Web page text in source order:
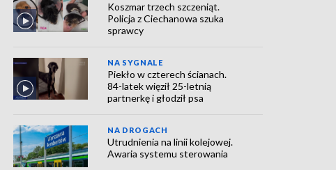
Koszmar trzech szczeniąt.
Policja z Ciechanowa szuka
sprawcy
NA SYGNALE
Piekło w czterech ścianach.
84-latek więził 25-letnią
partnerkę i głodził psa
NA DROGACH
Utrudnienia na linii kolejowej.
Awaria systemu sterowania